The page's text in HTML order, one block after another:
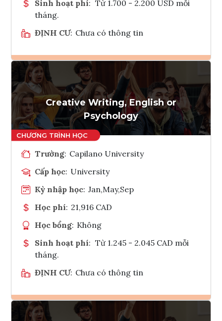
Sinh hoạt phí: Từ 1.700 - 2.200 USD mỗi
tháng.
ĐỊNH CƯ: Chưa có thông tin
Ghi danh
Tham vấn Interlink
Creative Writing, English or
Psychology
Trường: Capilano University
Cấp học: University
Kỳ nhập học: Jan,May,Sep
Học phí: 21,916 CAD
Học bổng: Không
Sinh hoạt phí: Từ 1.245 - 2.045 CAD mỗi
tháng.
ĐỊNH CƯ: Chưa có thông tin
Ghi danh